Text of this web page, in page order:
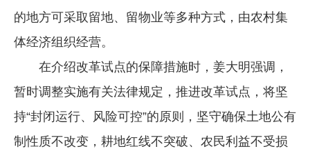
的地方可采取留地、留物业等多种方式，由农村集
体经济组织经营。
在介绍改革试点的保障措施时，姜大明强调，
暂时调整实施有关法律规定，推进改革试点，将坚
持“封闭运行、风险可控”的原则，坚守确保土地公有
制性质不改变，耕地红线不突破、农民利益不受损